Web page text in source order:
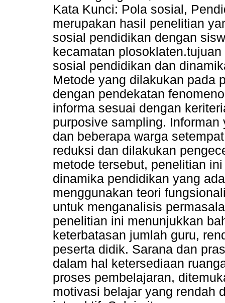
Kata Kunci: Pola sosial,
merupakan hasil penelitian
sosial pendidikan dengan
kecamatan
sosial pendidikan dan
Metode yang dilakukan pada
dengan pendekatan
informa sesuai dengan
purposive sampling.
dan beberapa warga
reduksi dan dilakukan
metode tersebut, penelitian
dinamika pendidikan yang
menggunakan teori
untuk menganalisis
penelitian ini menunjukkan
keterbatasan jumlah guru,
peserta didik. Sarana dan
dalam hal ketersediaan
proses pembelajaran,
motivasi belajar yang rendah